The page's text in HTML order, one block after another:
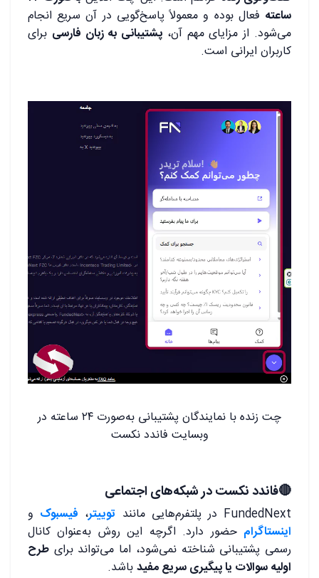
ساعته فعال بوده و معمولاً پاسخ‌گویی در آن سریع انجام
می‌شود. از مزایای مهم آن، پشتیبانی به زبان فارسی برای
کاربران ایرانی است.
چت زنده با نمایندگان پشتیبانی به‌صورت ۲۴ ساعته در
وبسایت فاندد نکست
🔴فاندد نکست در شبکه‌های اجتماعی
FundedNext در پلتفرم‌هایی مانند توییتر، فیسبوک و
اینستاگرام حضور دارد. اگرچه این روش به‌عنوان کانال
رسمی پشتیبانی شناخته نمی‌شود، اما می‌تواند برای طرح
اولیه سوالات یا پیگیری سریع مفیدباشد.